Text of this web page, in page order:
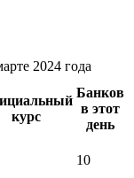
2024 года
курс
Банков
в этот
день
10